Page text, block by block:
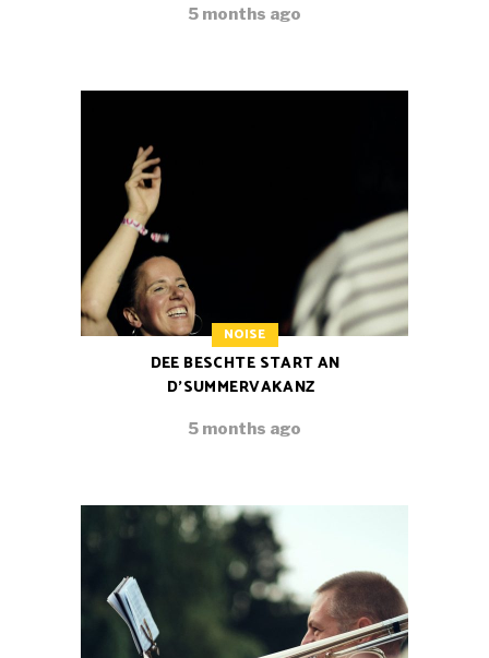
5 months ago
NOISE
DEE BESCHTE START AN
D’SUMMERVAKANZ
5 months ago